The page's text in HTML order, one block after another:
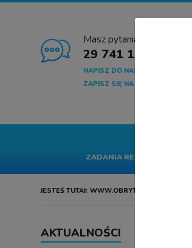
Masz pytania?
29 741 10 04
NAPISZ DO NAS
ZAPISZ SIĘ NA NEWSLETTER
ZADANIA REALIZOWANE Z
JESTEŚ TUTAJ: WWW.OBRYTE.PL
AKTUALNOŚCI